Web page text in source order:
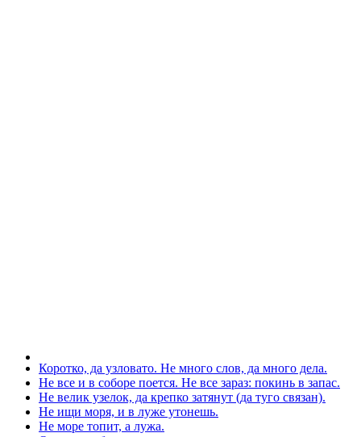
Коротко, да узловато. Не много слов, да много дела.
Не все и в соборе поется. Не все зараз: покинь в запас.
Не велик узелок, да крепко затянут (да туго связан).
Не ищи моря, и в луже утонешь.
Не море топит, а лужа.